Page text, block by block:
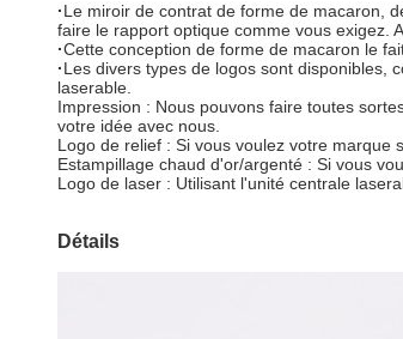
·Le miroir de contrat de forme de macaron,
faire le rapport optique comme vous exigez.
·Cette conception de forme de macaron le
·Les divers types de logos sont disponibles,
laserable.
Impression : Nous pouvons faire toutes
votre idée avec nous.
Logo de relief : Si vous voulez votre marque
Estampillage chaud d'or/argenté : Si vous
Logo de laser : Utilisant l'unité centrale
Détails